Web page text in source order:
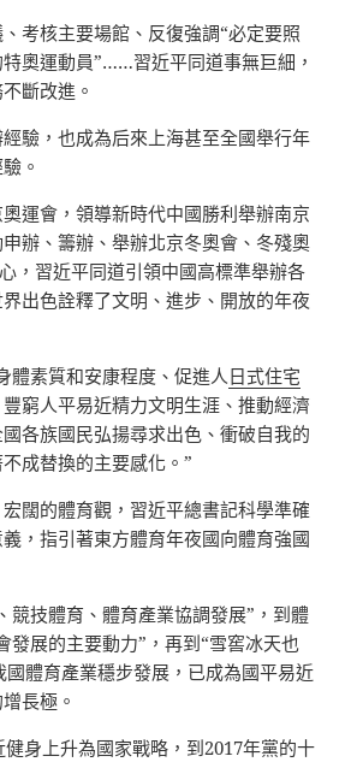
考核主要場館、反復強調“必定要照
奧運動員”……習近平同道事無巨細，
斷改進。
驗，也成為后來上海甚至全國舉行年
。
運會，領導新時代中國勝利舉辦南京
辦、籌辦、舉辦北京冬奧會、冬殘奧
，習近平同道引領中國高標準舉辦各
出色詮釋了文明、進步、開放的年夜
體素質和安康程度、促進人日式住宅
窮人平易近精力文明生涯、推動經濟
各族國民弘揚尋求出色、衝破自我的
成替換的主要感化。”
闊的體育觀，習近平總書記科學準確
，指引著東方體育年夜國向體育強國
競技體育、體育產業協調發展”，到體
發展的主要動力”，再到“雪窖冰天也
體育產業穩步發展，已成為國平易近
長極。
身上升為國家戰略，到2017年黨的十